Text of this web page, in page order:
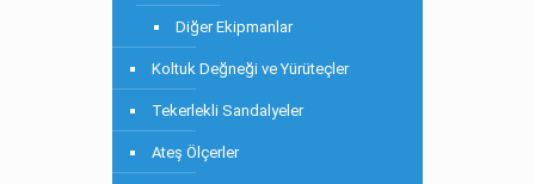
Diğer Ekipmanlar
Koltuk Değneği ve Yürüteçler
Tekerlekli Sandalyeler
Ateş Ölçerler